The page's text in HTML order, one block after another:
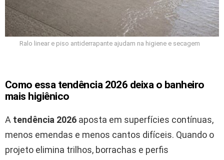
Ralo linear e piso antiderrapante ajudam na higiene e secagem
Como essa tendência 2026 deixa o banheiro
mais higiênico
A tendência 2026 aposta em superfícies contínuas,
menos emendas e menos cantos difíceis. Quando o
projeto elimina trilhos, borrachas e perfis